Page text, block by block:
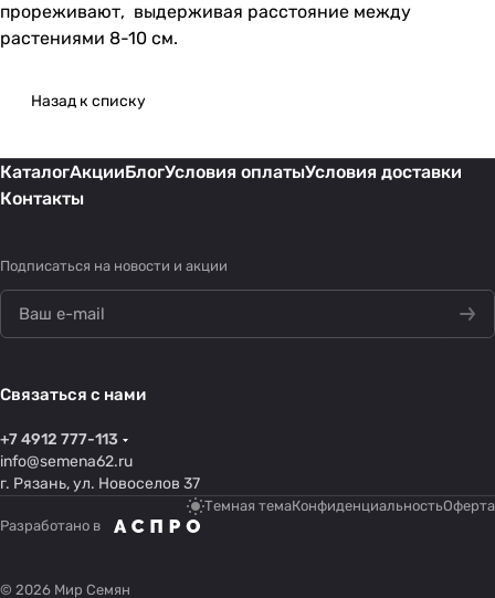
прореживают, выдерживая расстояние между
растениями 8-10 см.
Назад к списку
КаталогАкцииБлогУсловия оплатыУсловия доставки
Контакты
Подписаться на новости и акции
Связаться с нами
+7 4912 777-113
info@semena62.ru
г. Рязань, ул. Новоселов 37
Темная темаКонфиденциальностьОферта
Разработано в
© 2026 Мир Семян